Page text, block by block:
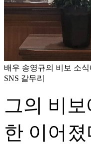
배우 송영규의 비보 소
SNS 갈무리
그의 비
한 이어졌